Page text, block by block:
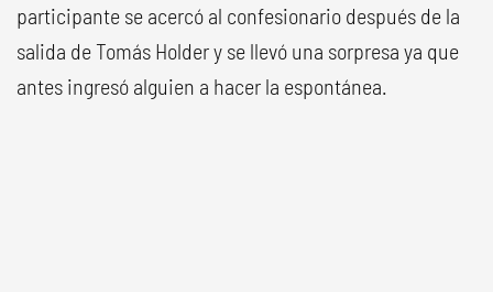
participante se acercó al confesionario después de la
salida de Tomás Holder y se llevó una sorpresa ya que
antes ingresó alguien a hacer la espontánea.